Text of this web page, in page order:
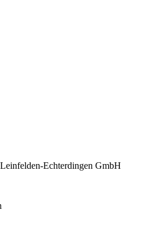
Echterdingen GmbH